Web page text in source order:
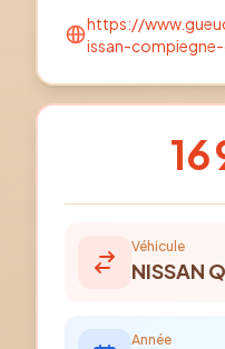
https://
issan-
Véhicule
NISSAN
Année